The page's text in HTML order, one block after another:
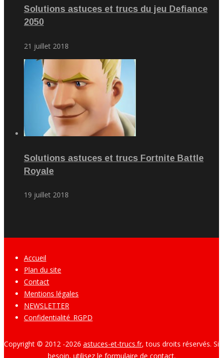
Solutions astuces et trucs du jeu Defiance
2050
21 juillet 2018
Solutions astuces et trucs Fortnite Battle
Royale
19 juillet 2018
Accueil
Plan du site
Contact
Mentions légales
NEWSLETTER
Confidentialité_RGPD
Copyright © 2012 -2026 astuces-et-trucs.fr, tous droits réservés. Si
besoin, utilisez le formulaire de contact.